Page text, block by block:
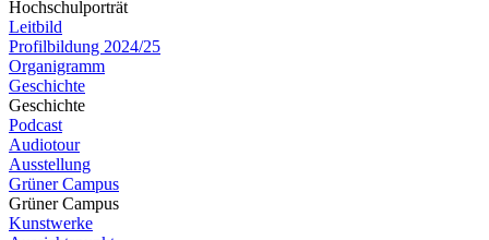
Hochschulporträt
Leitbild
Profilbildung 2024/25
Organigramm
Geschichte
Geschichte
Podcast
Audiotour
Ausstellung
Grüner Campus
Grüner Campus
Kunstwerke